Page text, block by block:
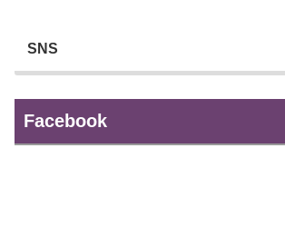
SNS
Facebook